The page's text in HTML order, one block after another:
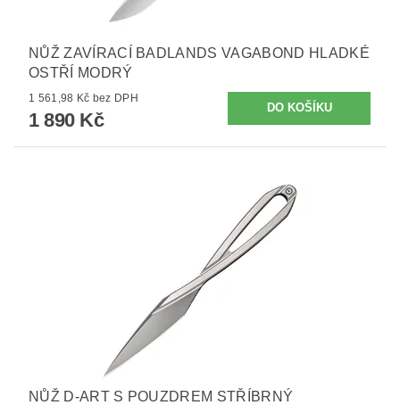
NŮŽ ZAVÍRACÍ BADLANDS VAGABOND HLADKÉ
OSTŘÍ MODRÝ
1 561,98 Kč bez DPH
1 890 Kč
NŮŽ D-ART S POUZDREM STŘÍBRNÝ